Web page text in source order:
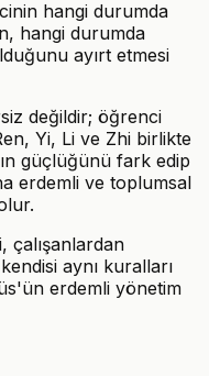
hangi durumda
hangi durumda
ayırt etmesi
değildir; öğrenci
Yi, Li ve Zhi birlikte
güçlüğünü fark edip
erdemli ve toplumsal
çalışanlardan
aynı kuralları
erdemli yönetim